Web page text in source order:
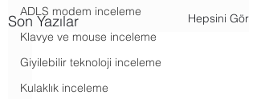
ADLS modem inceleme
Klavye ve mouse inceleme
Giyilebilir teknoloji inceleme
Kulaklık inceleme
Son Yazılar Hepsini Gör